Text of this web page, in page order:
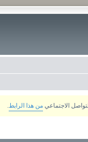
من هذا الرابط